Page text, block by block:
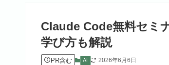
Claude Code無料セミ
学び方も解説
PR含む AI 2026年6月6日